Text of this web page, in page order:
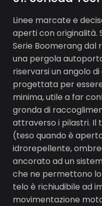
Linee marcate e
aperti con originalità.
Serie Boomerang
una pergola
riservarsi un angolo
progettata per
minima, utile a far
gronda di
attraverso i pilastri. Il
(teso quando è
idrorepellente,
ancorato ad un
che ne permettono
telo è richiudibile ad
movimentazione